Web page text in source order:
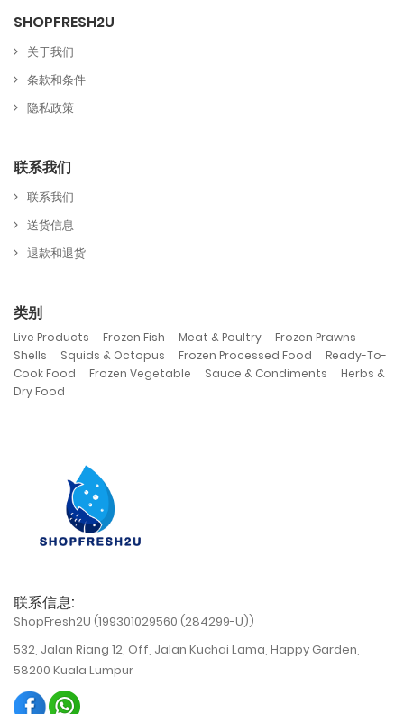
SHOPFRESH2U
关于我们
条款和条件
隐私政策
联系我们
联系我们
送货信息
退款和退货
类别
Live Products Frozen Fish Meat & Poultry Frozen Prawns
Shells Squids & Octopus Frozen Processed Food
Ready-To-
Cook Food
Frozen Vegetable Sauce & Condiments
Herbs &
Dry Food
联系信息:
ShopFresh2U (199301029560 (284299-U))
532, Jalan Riang 12, Off, Jalan Kuchai Lama, Happy Garden,
58200 Kuala Lumpur